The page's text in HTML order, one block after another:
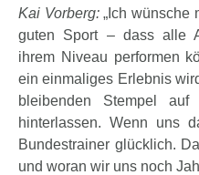
Kai Vorberg:„Ich wünsche
guten Sport – dass alle
ihrem Niveau performen
ein einmaliges Erlebnis
bleibenden Stempel
hinterlassen. Wenn uns
Bundestrainer glücklich.
und woran wir uns noch